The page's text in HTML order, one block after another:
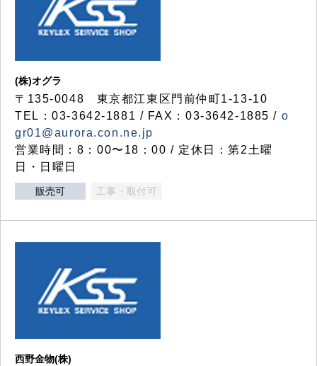
(株)オグラ
〒135-0048 東京都江東区門前仲町1-13-10
TEL：03-3642-1881 / FAX：03-3642-1885 / o
gr01@aurora.con.ne.jp
営業時間：8：00〜18：00 / 定休日：第2土曜
日・日曜日
販売可 工事・取付可
西野金物(株)